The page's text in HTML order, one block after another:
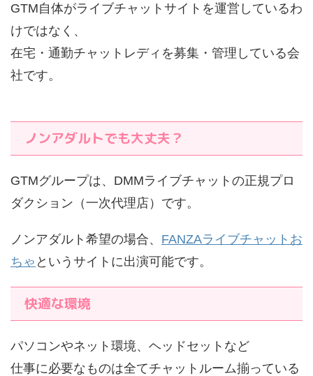
GTM自体がライブチャットサイトを運営しているわ
けではなく、
在宅・通勤チャットレディを募集・管理している会
社です。
ノンアダルトでも大丈夫？
GTMグループは、DMMライブチャットの正規プロ
ダクション（一次代理店）です。
ノンアダルト希望の場合、 FANZAライブチャットお
ちゃ というサイトに出演可能です。
快適な環境
パソコンやネット環境、ヘッドセットなど
仕事に必要なものは全てチャットルーム揃っている